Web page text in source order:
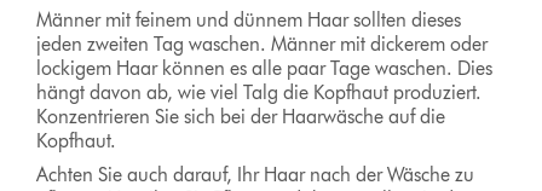
Männer mit feinem und dünnem Haar sollten dieses
jeden zweiten Tag waschen. Männer mit dickerem oder
lockigem Haar können es alle paar Tage waschen. Dies
hängt davon ab, wie viel Talg die Kopfhaut produziert.
Konzentrieren Sie sich bei der Haarwäsche auf die
Kopfhaut.
Achten Sie auch darauf, Ihr Haar nach der Wäsche zu